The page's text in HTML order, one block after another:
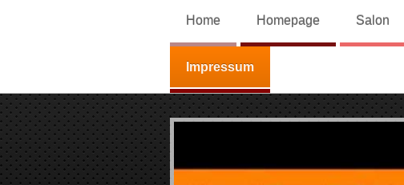
Home Homepage Salon
Impressum